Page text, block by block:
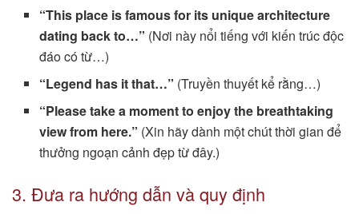
“This place is famous for its unique architecture
dating back to…” (Nơi này nổi tiếng với kiến trúc độc
đáo có từ…)
“Legend has it that…” (Truyền thuyết kể rằng…)
“Please take a moment to enjoy the breathtaking
view from here.” (Xin hãy dành một chút thời gian để
thưởng ngoạn cảnh đẹp từ đây.)
3. Đưa ra hướng dẫn và quy định